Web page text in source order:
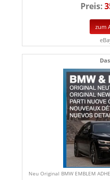
Preis:
zum
Neu Original BMW EMBLEM